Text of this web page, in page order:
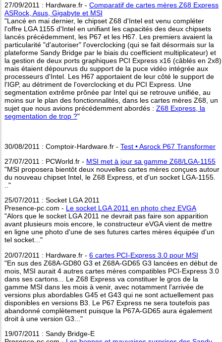
27/09/2011 : Hardware.fr - Comparatif de cartes mères Z68 Express
ASRock, Asus, Gigabyte et MSI
"Lancé en mai dernier, le chipset Z68 d'Intel est venu compléter
l'offre LGA 1155 d'Intel en unifiant les capacités des deux chipsets
lancés précédemment, les P67 et les H67. Les premiers avaient la
particularité "d'autoriser" l'overclocking (qui se fait désormais sur la
plateforme Sandy Bridge par le biais du coefficient multiplicateur) et
la gestion de deux ports graphiques PCI Express x16 (câblés en 2x8)
mais étaient dépourvus du support de la puce vidéo intégrée aux
processeurs d'Intel. Les H67 apportaient de leur côté le support de
l'IGP, au détriment de l'overclocking et du PCI Express. Une
segmentation extrême prônée par Intel qui se retrouve unifiée, au
moins sur le plan des fonctionnalités, dans les cartes mères Z68, un
sujet que nous avions précédemment abordés : Z68 Express, la
segmentation de trop ?"
30/08/2011 : Comptoir-Hardware.fr - Test • Asrock P67 Transformer
27/07/2011 : PCWorld.fr - MSI met à jour sa gamme Z68/LGA-1155
"MSI proposera bientôt deux nouvelles cartes mères conçues autour
du nouveau chipset Intel, le Z68 Express, et d'un socket LGA-1155.
.."
25/07/2011 : Socket LGA 2011
Presence-pc.com - Le socket LGA 2011 en photo chez EVGA
"Alors que le socket LGA 2011 ne devrait pas faire son apparition
avant plusieurs mois encore, le constructeur eVGA vient de mettre
en ligne une photo d'une de ses futures cartes mères équipée d'un
tel socket..."
20/07/2011 : Hardware.fr - 6 cartes PCI-Express 3.0 pour MSI
"En sus des Z68A-GD80 G3 et Z68A-GD65 G3 lancées en début de
mois, MSI aurait 4 autres cartes mères compatibles PCI-Express 3.0
dans ses cartons... Le Z68 Express va constituer le gros de la
gamme MSI dans les mois à venir, avec notamment l'arrivée de
versions plus abordables G45 et G43 qui ne sont actuellement pas
disponibles en versions B3. Le P67 Express ne sera toutefois pas
abandonné complètement puisque la P67A-GD65 aura également
droit à une version G3..."
19/07/2011 : Sandy Bridge-E